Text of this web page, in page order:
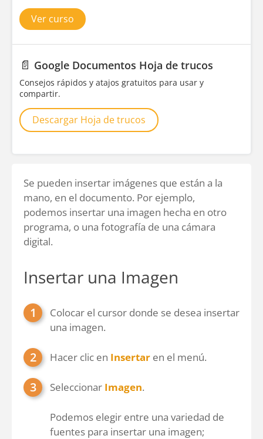
Ver curso
📄 Google Documentos Hoja de trucos
Consejos rápidos y atajos gratuitos para usar y
compartir.
Descargar Hoja de trucos
Se pueden insertar imágenes que están a la
mano, en el documento. Por ejemplo,
podemos insertar una imagen hecha en otro
programa, o una fotografía de una cámara
digital.
Insertar una Imagen
Colocar el cursor donde se desea insertar
una imagen.
Hacer clic en Insertar en el menú.
Seleccionar Imagen.
Podemos elegir entre una variedad de
fuentes para insertar una imagen;